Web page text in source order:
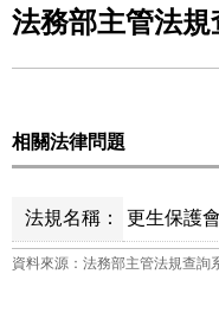
法務部主管法規
相關法律問題
法規名稱： 更生保護
資料來源：法務部主管法規查詢